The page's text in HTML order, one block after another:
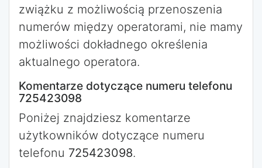
zwiążku z możliwością przenoszenia
numerów między operatorami, nie mamy
możliwości dokładnego określenia
aktualnego operatora.
Komentarze dotyczące numeru telefonu
725423098
Poniżej znajdziesz komentarze
użytkowników dotyczące numeru
telefonu 725423098.